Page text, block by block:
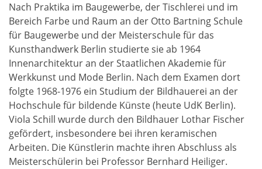
Nach Praktika im Baugewerbe, der Tischlerei und im
Bereich Farbe und Raum an der Otto Bartning Schule
für Baugewerbe und der Meisterschule für das
Kunsthandwerk Berlin studierte sie ab 1964
Innenarchitektur an der Staatlichen Akademie für
Werkkunst und Mode Berlin. Nach dem Examen dort
folgte 1968-1976 ein Studium der Bildhauerei an der
Hochschule für bildende Künste (heute UdK Berlin).
Viola Schill wurde durch den Bildhauer Lothar Fischer
gefördert, insbesondere bei ihren keramischen
Arbeiten. Die Künstlerin machte ihren Abschluss als
Meisterschülerin bei Professor Bernhard Heiliger.